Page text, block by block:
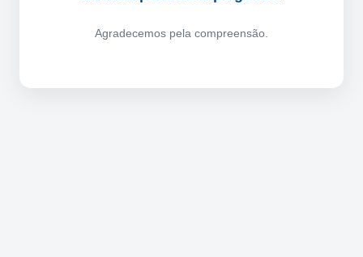
Agradecemos pela compreensão.